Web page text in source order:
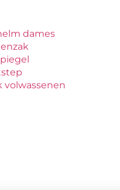
dames
volwassenen